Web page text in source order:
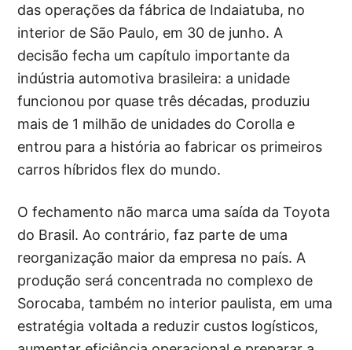
das operações da fábrica de Indaiatuba, no
interior de São Paulo, em 30 de junho. A
decisão fecha um capítulo importante da
indústria automotiva brasileira: a unidade
funcionou por quase três décadas, produziu
mais de 1 milhão de unidades do Corolla e
entrou para a história ao fabricar os primeiros
carros híbridos flex do mundo.
O fechamento não marca uma saída da Toyota
do Brasil. Ao contrário, faz parte de uma
reorganização maior da empresa no país. A
produção será concentrada no complexo de
Sorocaba, também no interior paulista, em uma
estratégia voltada a reduzir custos logísticos,